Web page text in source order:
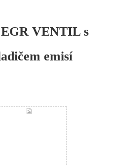
VENTIL s
emisí